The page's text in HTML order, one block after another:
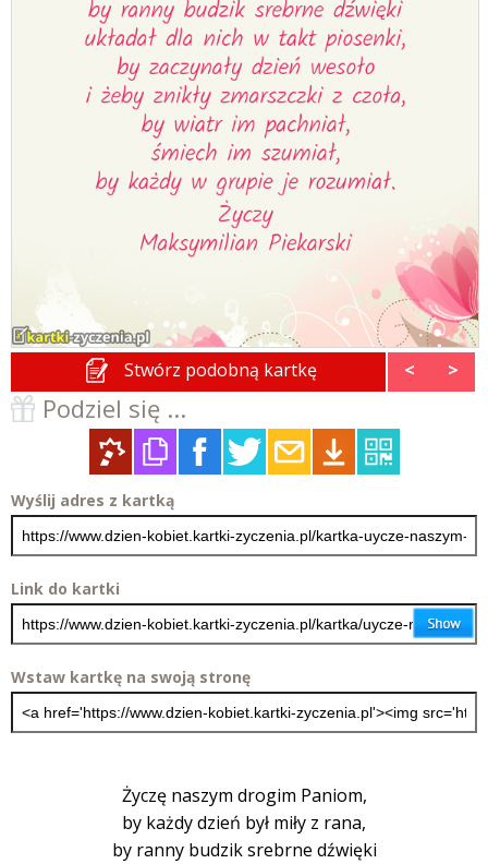
Stwórz podobną kartkę < >
Podziel się ...
Wyślij adres z kartką
Link do kartki
Wstaw kartkę na swoją stronę
Życzę naszym drogim Paniom,
by każdy dzień był miły z rana,
by ranny budzik srebrne dźwięki